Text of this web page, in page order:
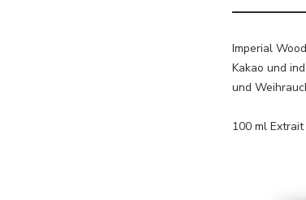
Imperial
Kakao und
und
100 ml